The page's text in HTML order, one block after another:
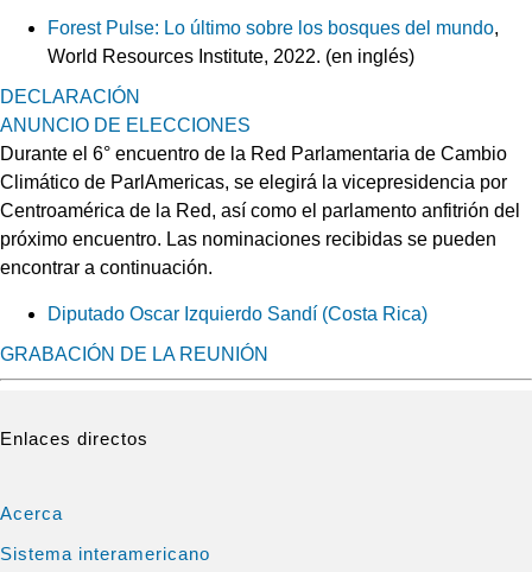
Forest Pulse: Lo último sobre los bosques del mundo,
World Resources Institute, 2022. (en inglés)
DECLARACIÓN
ANUNCIO DE ELECCIONES
Durante el 6° encuentro de la Red Parlamentaria de Cambio
Climático de ParlAmericas, se elegirá la vicepresidencia por
Centroamérica de la Red, así como el parlamento anfitrión del
próximo encuentro. Las nominaciones recibidas se pueden
encontrar a continuación.
Diputado Oscar Izquierdo Sandí (Costa Rica)
GRABACIÓN DE LA REUNIÓN
Enlaces directos
Acerca
Sistema interamericano